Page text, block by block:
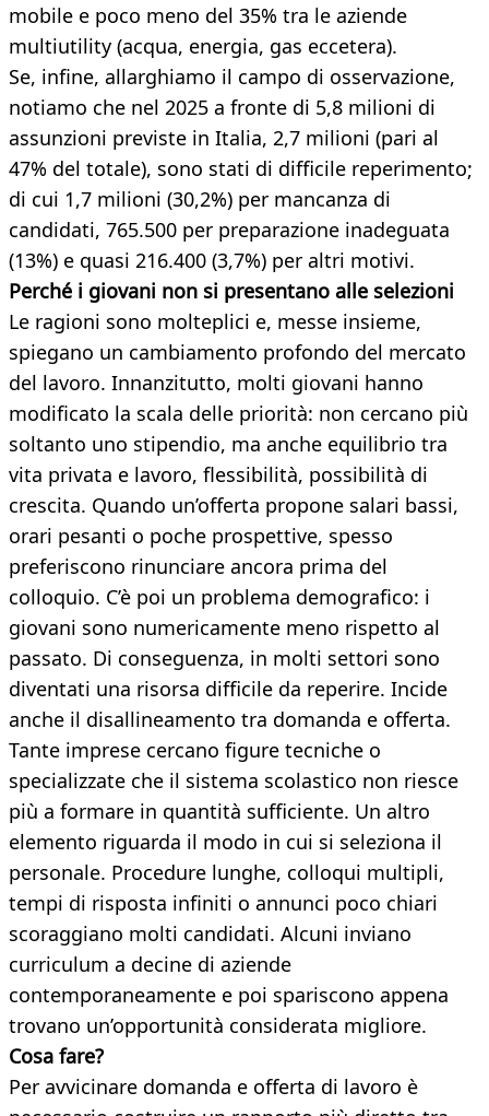
mobile e poco meno del 35% tra le aziende
multiutility (acqua, energia, gas eccetera).
Se, infine, allarghiamo il campo di osservazione,
notiamo che nel 2025 a fronte di 5,8 milioni di
assunzioni previste in Italia, 2,7 milioni (pari al
47% del totale), sono stati di difficile reperimento;
di cui 1,7 milioni (30,2%) per mancanza di
candidati, 765.500 per preparazione inadeguata
(13%) e quasi 216.400 (3,7%) per altri motivi.
Perché i giovani non si presentano alle selezioni
Le ragioni sono molteplici e, messe insieme,
spiegano un cambiamento profondo del mercato
del lavoro. Innanzitutto, molti giovani hanno
modificato la scala delle priorità: non cercano più
soltanto uno stipendio, ma anche equilibrio tra
vita privata e lavoro, flessibilità, possibilità di
crescita. Quando un’offerta propone salari bassi,
orari pesanti o poche prospettive, spesso
preferiscono rinunciare ancora prima del
colloquio. C’è poi un problema demografico: i
giovani sono numericamente meno rispetto al
passato. Di conseguenza, in molti settori sono
diventati una risorsa difficile da reperire. Incide
anche il disallineamento tra domanda e offerta.
Tante imprese cercano figure tecniche o
specializzate che il sistema scolastico non riesce
più a formare in quantità sufficiente. Un altro
elemento riguarda il modo in cui si seleziona il
personale. Procedure lunghe, colloqui multipli,
tempi di risposta infiniti o annunci poco chiari
scoraggiano molti candidati. Alcuni inviano
curriculum a decine di aziende
contemporaneamente e poi spariscono appena
trovano un’opportunità considerata migliore.
Cosa fare?
Per avvicinare domanda e offerta di lavoro è